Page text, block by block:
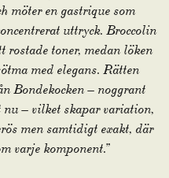
möter en gastrique som
uttryck. Broccolin
toner, medan löken
med elegans. Rätten
Bondekocken – noggrant
– vilket skapar variation,
men samtidigt exakt, där
varje komponent.”